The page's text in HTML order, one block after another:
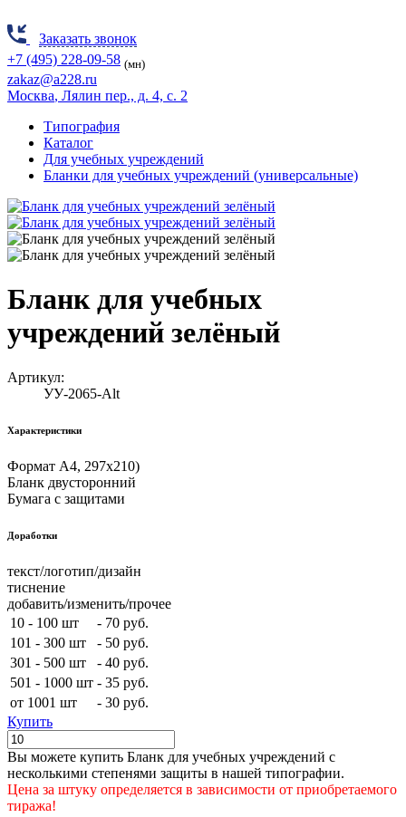
Заказать звонок
+7 (495) 228-09-58 (мн)
zakaz@a228.ru
Москва, Лялин пер., д. 4, с. 2
Типография
Каталог
Для учебных учреждений
Бланки для учебных учреждений (универсальные)
Бланк для учебных
учреждений зелёный
Артикул:
УУ-2065-Alt
Характеристики
Формат А4, 297х210)
Бланк двусторонний
Бумага с защитами
Доработки
текст/логотип/дизайн
тиснение
добавить/изменить/прочее
10 - 100 шт
- 70 руб.
101 - 300 шт
- 50 руб.
301 - 500 шт
- 40 руб.
501 - 1000 шт - 35 руб.
от 1001 шт
- 30 руб.
Купить
Вы можете купить Бланк для учебных учреждений с
несколькими степенями защиты в нашей типографии.
Цена за штуку определяется в зависимости от приобретаемого
тиража!